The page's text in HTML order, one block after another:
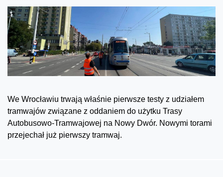
We Wrocławiu trwają właśnie pierwsze testy z udziałem
tramwajów związane z oddaniem do użytku Trasy
Autobusowo-Tramwajowej na Nowy Dwór. Nowymi torami
przejechał już pierwszy tramwaj.